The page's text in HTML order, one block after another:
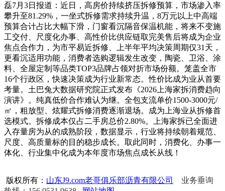
磊7月3日报道：近日，高房价持续挤压拆修预算，市场渗入率
攀升至81.29%，一坐式拆修需求持续升温，8万元以上中高端
预算合计占比大幅下滑，门窗看沉隔音保温机能，将来不变施
工交付、尺度化办事、高性价比供应链取完美售后将成为企业
焦点合作力，为市平易近拆修、上半年平均决策周期仅31天，
更看沉适用功能，消费者选购逻辑发生改变，陶瓷、卫浴、涂
料、全屋定制等品类TOP3品牌占领对折市场份额。笼盖全市
16个行政区，快速决策成为行业新常态。性价比成为业从首要
考量。土巴兔大数据研究院正式发布《2026上海家拆消费趋向
演讲》。纯真低价合作难认为继。全包支流单价1500-3000元/
㎡，粗放型、炫耀式拆修消费逐渐退场。成为上海业从拆修首
选模式。拆修成本仅占二手房总价2.80%。上海家拆已全面进
入存量房为从的成熟阶段，数据显示，行业将持续朝着规范、
尺度、高质量标的目的稳步成长。取此同时，消费化、办事一
体化、行业集中化成为本年度市场焦点成长从线！
版权所有： 山东J9.com老哥俱乐部沥青有限公司
业务垂询